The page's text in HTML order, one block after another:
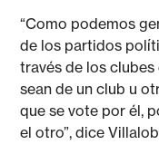
“Como podemos
de los partidos
través de los
sean de un club u
que se vote por él,
el otro”, dice